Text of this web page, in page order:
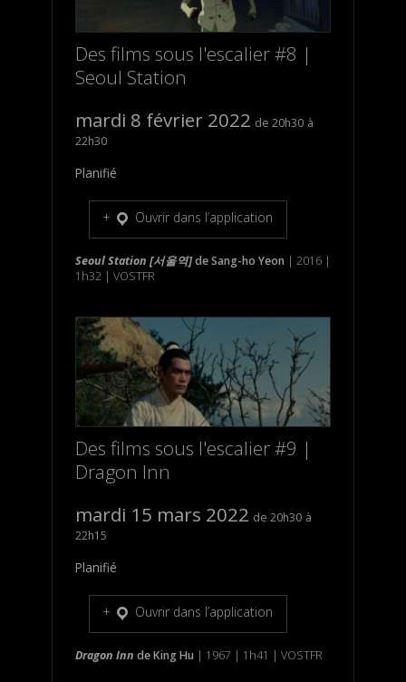
Des films sous l'escalier #8 |
Seoul Station
mardi 8 février 2022
20h30
22h30
Planifié
Ouvrir dans l’application
Seoul Station [서울역]deSang-ho Yeon | 2016 |
1h32 | VOSTFR
Des films sous l'escalier #9 |
Dragon Inn
mardi 15 mars 2022
20h30
22h15
Planifié
Ouvrir dans l’application
Dragon Inn deKingHu | 1967 | 1h41 | VOSTFR